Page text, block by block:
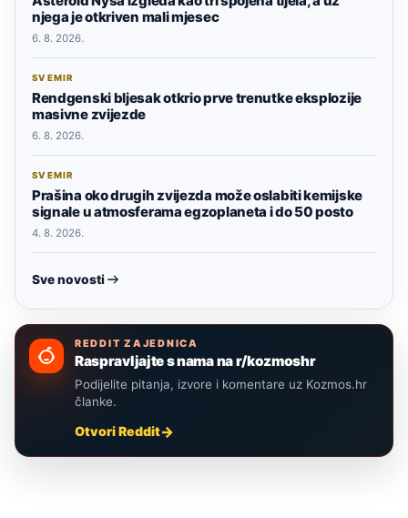
njega je otkriven mali mjesec
6. 8. 2026.
SVEMIR
Rendgenski bljesak otkrio prve trenutke eksplozije
masivne zvijezde
6. 8. 2026.
SVEMIR
Prašina oko drugih zvijezda može oslabiti kemijske
signale u atmosferama egzoplaneta i do 50 posto
4. 8. 2026.
Sve novosti
REDDIT ZAJEDNICA
Raspravljajte s nama na r/kozmoshr
Podijelite pitanja, izvore i komentare uz Kozmos.hr
članke.
Otvori Reddit